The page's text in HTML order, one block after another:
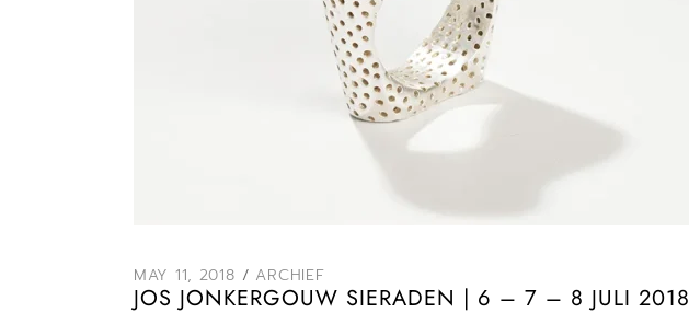
MAY 11, 2018 ARCHIEF
JOS JONKERGOUW SIERADEN | 6 – 7 – 8 JULI 2018